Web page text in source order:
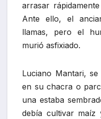
arrasar
Ante ello, el
llamas, pero el
murió asfixiado.
Luciano Mantari,
en su chacra o
una estaba
debía cultivar